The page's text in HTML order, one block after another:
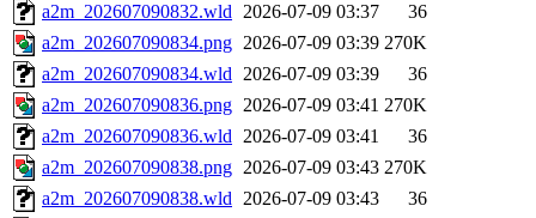
a2m_202607090832.wld 2026-07-09 03:37
36
a2m_202607090834.png 2026-07-09 03:39 270K
a2m_202607090834.wld 2026-07-09 03:39
36
a2m_202607090836.png 2026-07-09 03:41 270K
a2m_202607090836.wld 2026-07-09 03:41
36
a2m_202607090838.png 2026-07-09 03:43 270K
a2m_202607090838.wld 2026-07-09 03:43
36